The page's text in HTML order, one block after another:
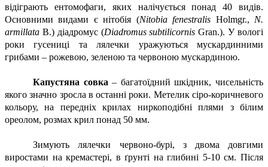
відіграють ентомофаги, яких налічується понад 40 видів.
Основними видами є нітобія (Nitobia fenestralis Holmgr., N.
armillata B.) діадромус (Diadromus subtilicornis Gran.). У вологі
роки гусениці та лялечки уражуються мускардинними
грибами – рожевою, зеленою та червоною мускардиною.
Капустяна совка– багатоїдний шкідник, чисельність
якого значно зросла в останні роки. Метелик сіро-коричневого
кольору, на передніх крилах ниркоподібні плями з білим
ореолом, розмах крил понад 50 мм.
Зимують лялечки червоно-бурі, з двома довгими
виростами на кремастері, в ґрунті на глибині 5-10 см. Після